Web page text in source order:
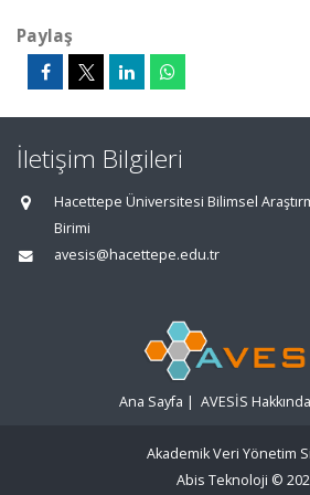
Paylaş
İletişim Bilgileri
Hacettepe Üniversitesi Bilimsel
Birimi
avesis@hacettepe.edu.tr
Ana Sayfa | AVESİS Hakkında
Akademik Veri Yönetim
Abis Teknoloji ©